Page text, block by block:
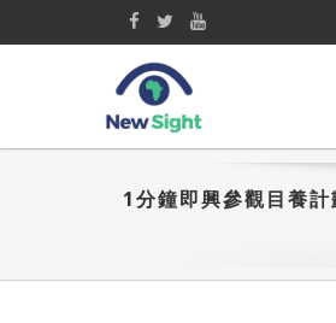
1分鐘即興參觀目養